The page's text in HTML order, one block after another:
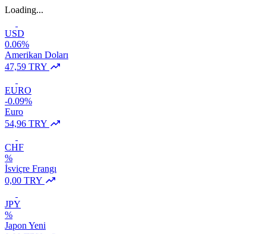
Loading...
USD
0.06%
Amerikan Doları
47,59 TRY
EURO
-0.09%
Euro
54,96 TRY
CHF
%
İsviçre Frangı
0,00 TRY
JPY
%
Japon Yeni